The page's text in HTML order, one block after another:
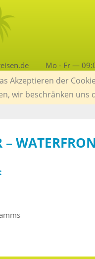
Mo - Fr —
Akzeptieren der
wir beschränken uns
–